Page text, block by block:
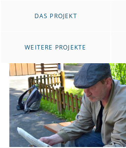
DAS PROJEKT
WEITERE PROJEKTE